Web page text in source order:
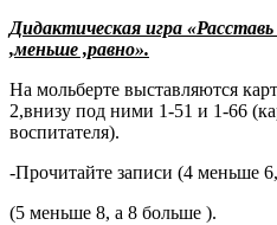
Дидактическая игра
,меньше ,равно».
На мольберте выставляются
2,внизу под ними 1-51 и 1-66
воспитателя).
-Прочитайте записи (4 меньше
(5 меньше 8, а 8 больше ).